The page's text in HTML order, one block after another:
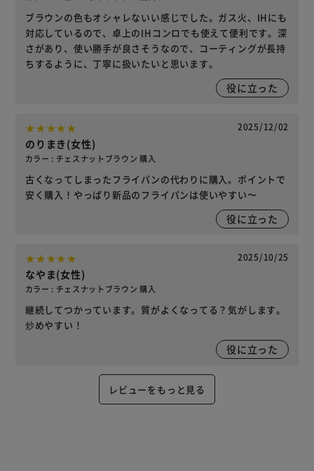
ブラウンの色もオシャレないい感じでした。ガス火、IHにも
対応しているので、卓上のIHコンロでも使えて便利です。深
さがあり、使い勝手が良さそうなので、コーティングが長持
ちするように、丁寧に扱いたいと思います。
役に立った
2025/12/02
のりまき(女性)
カラー : チェスナットブラウン 購入
古くなってしまったフライパンの代わりに購入。ポイントで
安く購入！やっぱり新品のフライパンは使いやすい〜
役に立った
2025/10/25
なやま(女性)
カラー : チェスナットブラウン 購入
継続してつかっています。質がよくなってる？気がします。
炒めやすい！
役に立った
レビューをもっと見る